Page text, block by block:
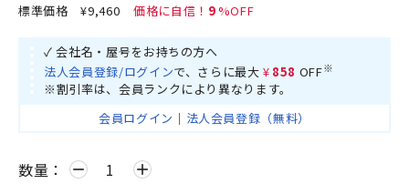
標準価格¥9,460 9
✓ 会社名・屋号をお持ちの方へ
法人会員登録/ログインで、さらに最大 ¥858 OFF※
※割引率は、会員ランクにより異なります。
会員ログイン ｜ 法人会員登録（無料）
数量： remove add